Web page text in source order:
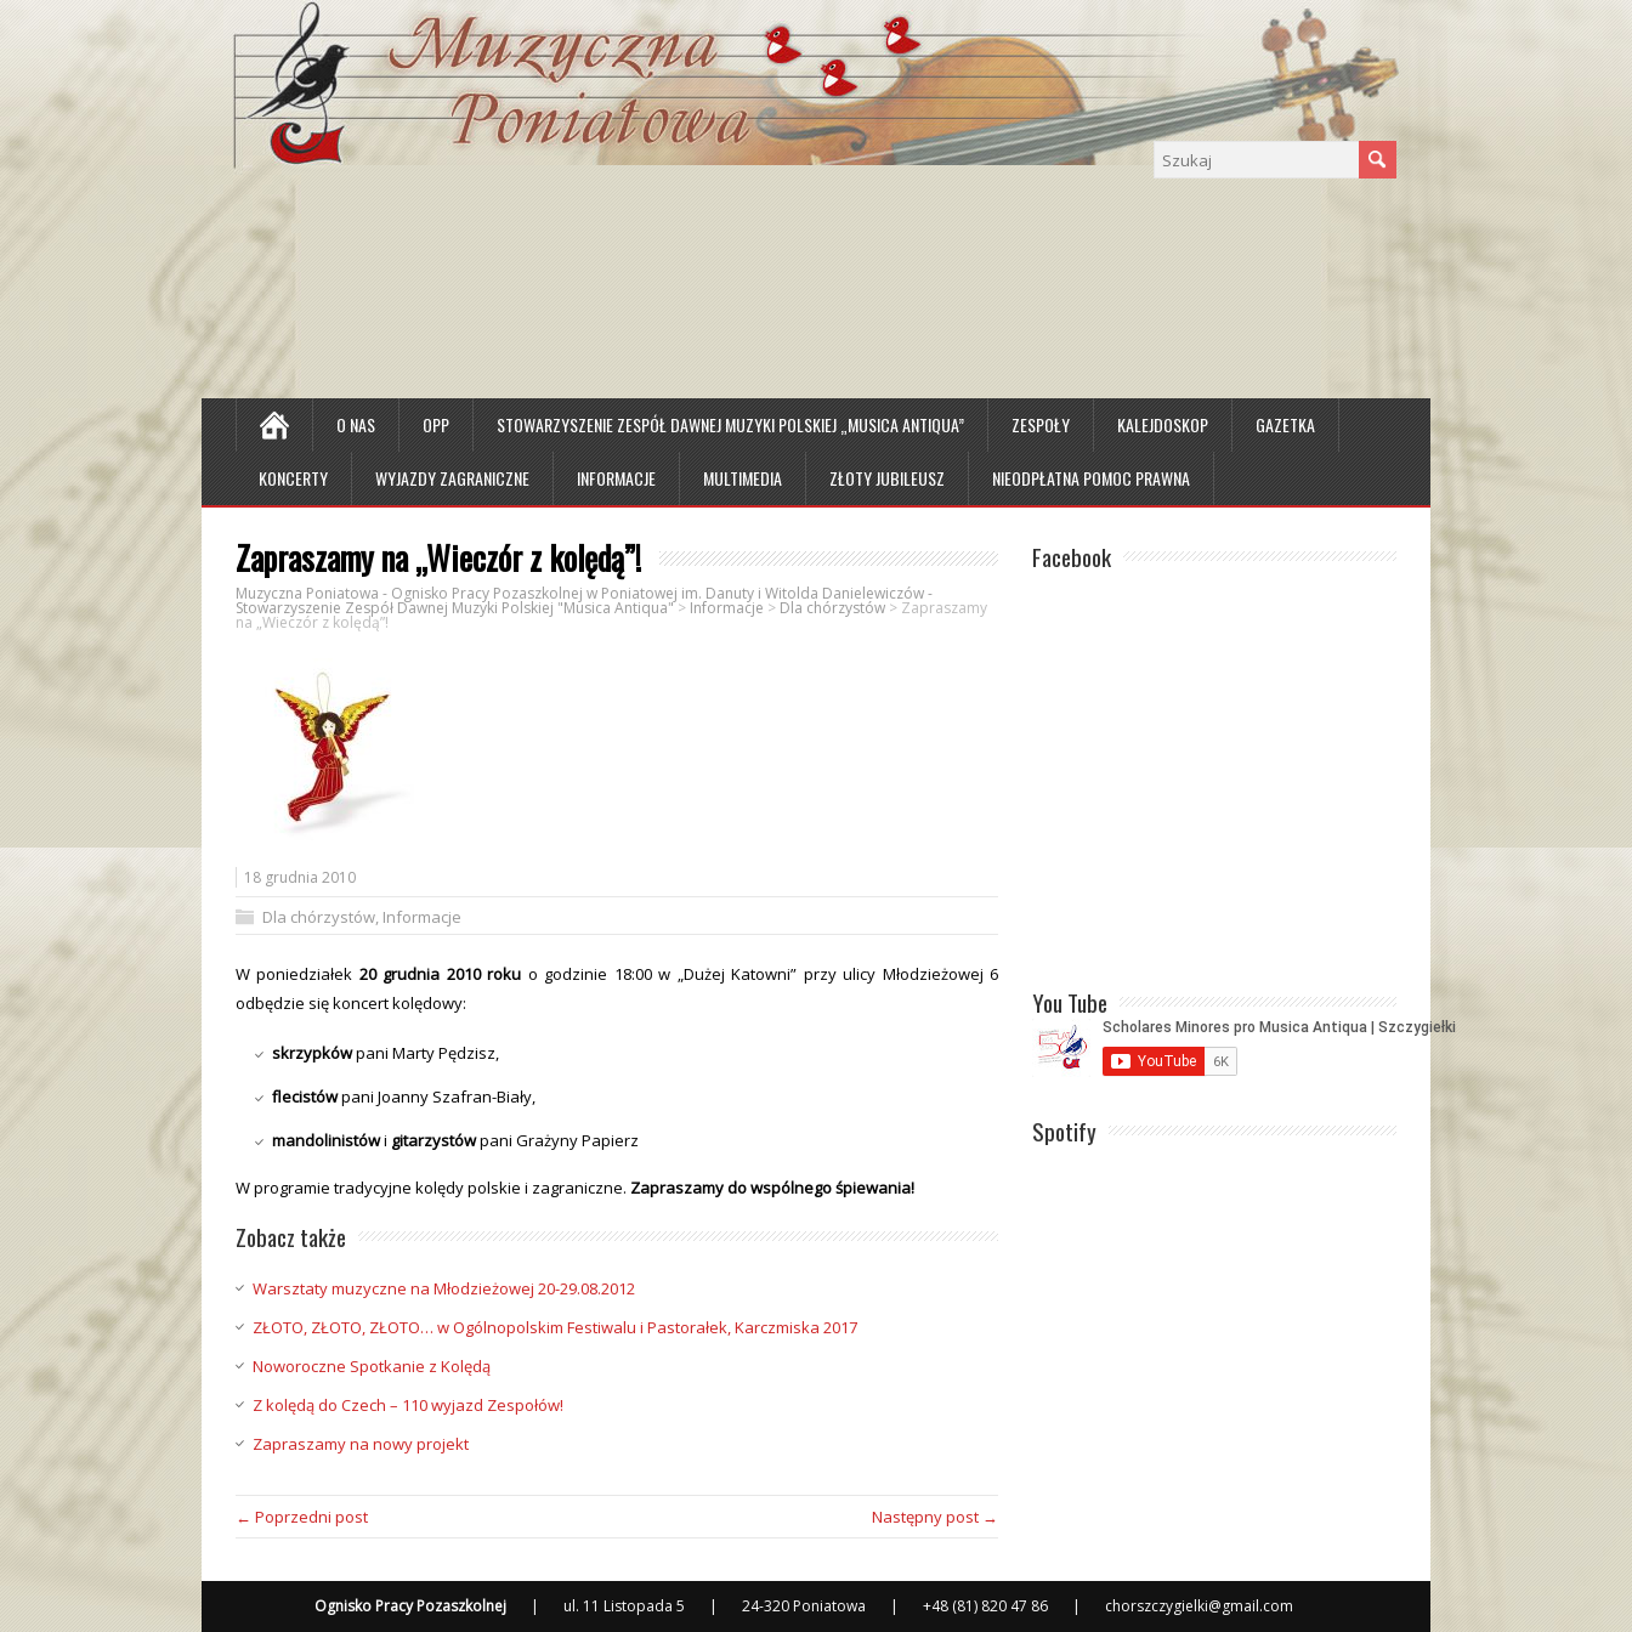
O NAS OPP STOWARZYSZENIE ZESPÓŁ DAWNEJ MUZYKI POLSKIEJ „MUSICA ANTIQUA” ZESPOŁY KALEJDOSKOP GAZETKA
KONCERTY WYJAZDY ZAGRANICZNE INFORMACJE MULTIMEDIA ZŁOTY JUBILEUSZ NIEODPŁATNA POMOC PRAWNA
Zapraszamy na „Wieczór z kolędą”!
Muzyczna Poniatowa - Ognisko Pracy Pozaszkolnej w Poniatowej im. Danuty i Witolda Danielewiczów -
Stowarzyszenie Zespół Dawnej Muzyki Polskiej "Musica Antiqua"> Informacje > Dla chórzystów > Zapraszamy
na „Wieczór z kolędą”!
18 grudnia 2010
Dla chórzystów, Informacje
W poniedziałek 20 grudnia 2010 roku o godzinie 18:00 w „Dużej Katowni” przy ulicy Młodzieżowej 6
odbędzie się koncert kolędowy:
skrzypkówpani Marty Pędzisz,
flecistówpani Joanny Szafran-Biały,
mandolinistówi gitarzystówpani Grażyny Papierz
W programie tradycyjne kolędy polskie i zagraniczne. Zapraszamy do wspólnego śpiewania!
Zobacz także
Warsztaty muzyczne na Młodzieżowej 20-29.08.2012
ZŁOTO, ZŁOTO, ZŁOTO… w Ogólnopolskim Festiwalu i Pastorałek, Karczmiska 2017
Noworoczne Spotkanie z Kolędą
Z kolędą do Czech – 110 wyjazd Zespołów!
Zapraszamy na nowy projekt
← Poprzedni post Następny post →
Facebook
You Tube
Spotify
Ognisko Pracy Pozaszkolnej | ul. 11 Listopada 5 | 24-320 Poniatowa | +48 (81) 820 47 86 | chorszczygielki@gmail.com